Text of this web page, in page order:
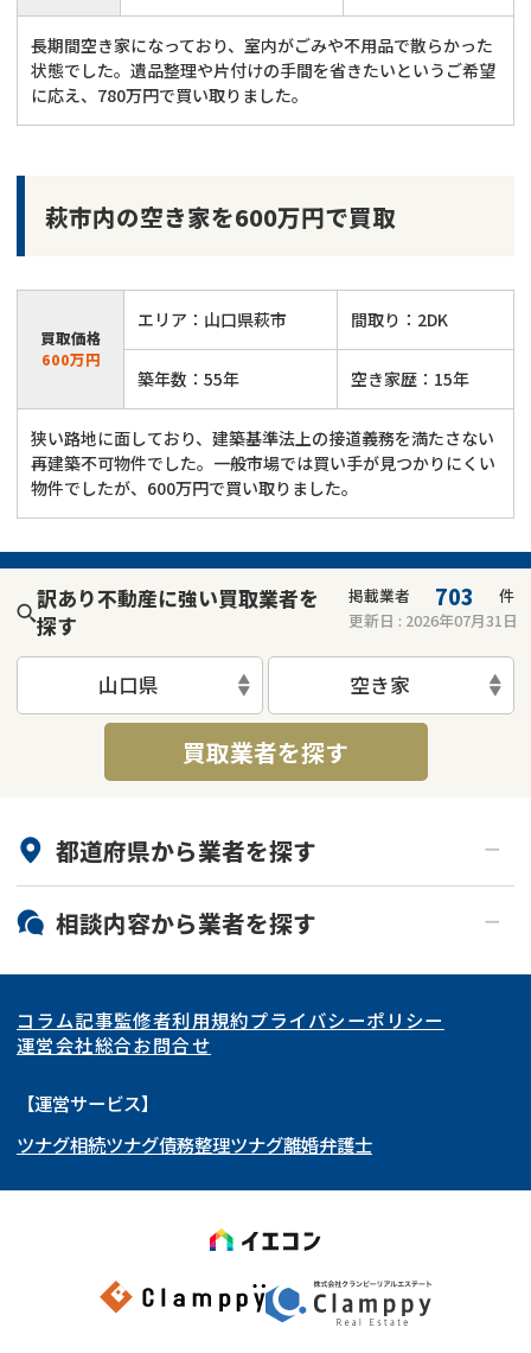
長期間空き家になっており、室内がごみや不用品で散らかった
状態でした。遺品整理や片付けの手間を省きたいというご希望
に応え、780万円で買い取りました。
萩市内の空き家を600万円で買取
買取価格
600万円
エリア：山口県萩市 間取り：2DK
築年数：55年 空き家歴：15年
狭い路地に面しており、建築基準法上の接道義務を満たさない
再建築不可物件でした。一般市場では買い手が見つかりにくい
物件でしたが、600万円で買い取りました。
訳あり不動産に強い買取業者を
探す
掲載業者 703
件
更新日 : 2026年07月31日
山口県 空き家
買取業者を探す
都道府県から業者を探す
北海道・東北
北海道 青森県
岩手県 宮城県
秋田県
福島県
関東
東京都 神奈川県
埼玉県
茨城県 群馬県
東海
愛知県
岐阜県 山梨県
関西
大阪府 京都府
和歌山県
北陸・甲信越
富山県
岡山県
九州・沖縄
相談内容から業者を探す
再建築不可
底地
ゴミ屋敷
リースバック
コラム記事監修者利用規約プライバシーポリシー
運営会社総合お問合せ
【運営サービス】
ツナグ相続ツナグ債務整理ツナグ離婚弁護士